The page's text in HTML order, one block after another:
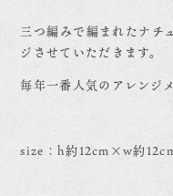
三つ編みで編まれたナチ
ジさせていただきます。
毎年一番人気のアレンジ
size：h約12cm×w約